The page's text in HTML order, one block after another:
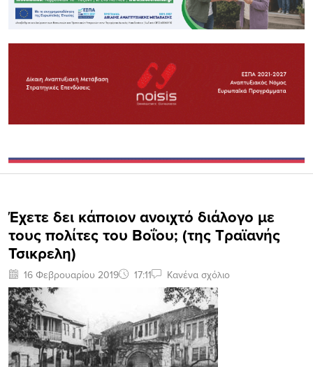
Έχετε δει κάποιον ανοιχτό διάλογο με
τους πολίτες του Βοΐου; (της Τραϊανής
Τσικρελη)
16 Φεβρουαρίου 2019 17:11 Κανένα σχόλιο